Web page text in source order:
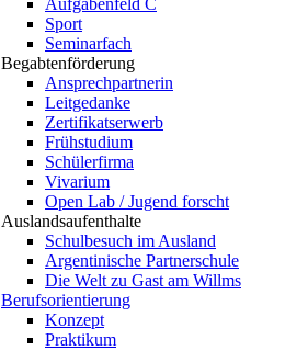
Aufgabenfeld C
Sport
Seminarfach
Begabtenförderung
Ansprechpartnerin
Leitgedanke
Zertifikatserwerb
Frühstudium
Schülerfirma
Vivarium
Open Lab / Jugend forscht
Auslandsaufenthalte
Schulbesuch im Ausland
Argentinische Partnerschule
Die Welt zu Gast am Willms
Berufsorientierung
Konzept
Praktikum